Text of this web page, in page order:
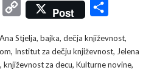
n
C
p
y
Post
a
r
Ana Stjelja, bajka, dečja književnost,
, Institut za dečju književnost, Jelena
, književnost za decu, Kulturne novine,